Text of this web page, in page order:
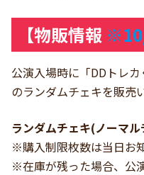
【物販情報
公演入場時に「DDトレ
のランダムチェキを販売
ランダムチェキ(ノーマ
※購入制限枚数は当日お
※在庫が残った場合、公